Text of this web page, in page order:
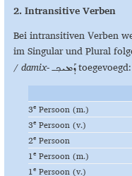
2. Intransitive Verben
Bei intransitiven Verben
im Singular und Plural
/ damix- ܕܰܡܝܟ݂ـtoegevoegd:
3ePersoon (m.)
3ePersoon (v.)
2ePersoon
1ePersoon (m.)
1ePersoon (v.)